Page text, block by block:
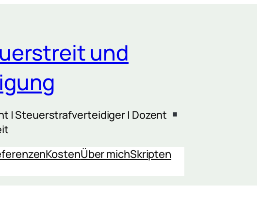
und
| Steuerstrafverteidiger | Dozent
KostenÜber michSkripten